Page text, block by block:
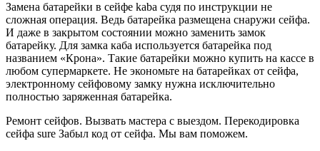
Замена батарейки в сейфе kaba судя по инструкции не
сложная операция. Ведь батарейка размещена снаружи сейфа.
И даже в закрытом состоянии можно заменить замок
батарейку. Для замка каба используется батарейка под
названием «Крона». Такие батарейки можно купить на кассе в
любом супермаркете. Не экономьте на батарейках от сейфа,
электронному сейфовому замку нужна исключительно
полностью заряженная батарейка.
Ремонт сейфов. Вызвать мастера с выездом. Перекодировка
сейфа sure Забыл код от сейфа. Мы вам поможем.